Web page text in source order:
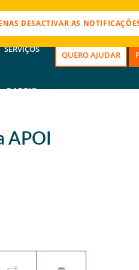
CONTACTOS
SERVIÇOS
E APOIO
QUERO AJUDAR
DESACTIVAR AS